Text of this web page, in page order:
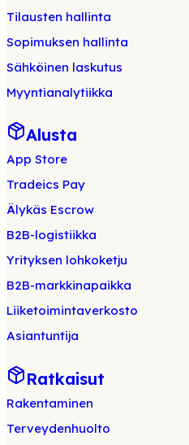
Tilausten hallinta
Sopimuksen hallinta
Sähköinen laskutus
Myyntianalytiikka
Alusta
App Store
Tradeics Pay
Älykäs Escrow
B2B-logistiikka
Yrityksen lohkoketju
B2B-markkinapaikka
Liiketoimintaverkosto
Asiantuntija
Ratkaisut
Rakentaminen
Terveydenhuolto